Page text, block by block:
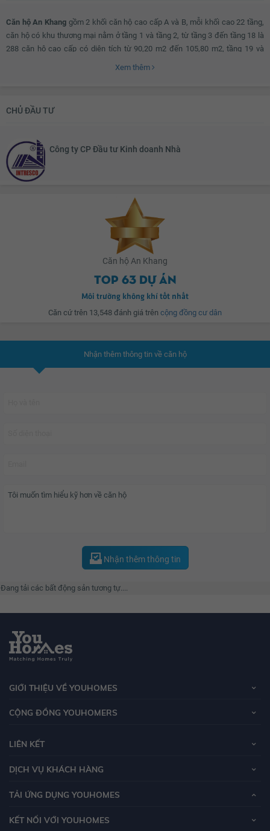
Căn hộ An Khang gồm 2 khối căn hộ cao cấp A và B, mỗi khối cao 22 tầng,
căn hộ có khu thương mại nằm ở tầng 1 và tầng 2, từ tầng 3 đến tầng 18 là
288 căn hộ cao cấp có diện tích từ 90,20 m2 đến 105,80 m2, tầng 19 và
của các gia đình. Căn hộ có hệ thống phòng cháy chữa cháy, hệ thống điện
ích nội khu như: Phòng tập Gym, siêu thị, nhà hàng.
Xem thêm
CHỦ ĐẦU TƯ
Công ty CP Đầu tư Kinh doanh Nhà
Căn hộ An Khang
Top 63 dự án
Môi trường không khí tốt nhất
Căn cứ trên 13,548 đánh giá trên cộng đồng cư dân
Nhận thêm thông tin về căn hộ
Nhận thêm thông tin
tải các bất động sản tương tự....
GIỚI THIỆU VỀ YOUHOMES
CỘNG ĐỒNG YOUHOMERS
LIÊN KẾT
DỊCH VỤ KHÁCH HÀNG
TẢI ỨNG DỤNG YOUHOMES
KẾT NỐI VỚI YOUHOMES